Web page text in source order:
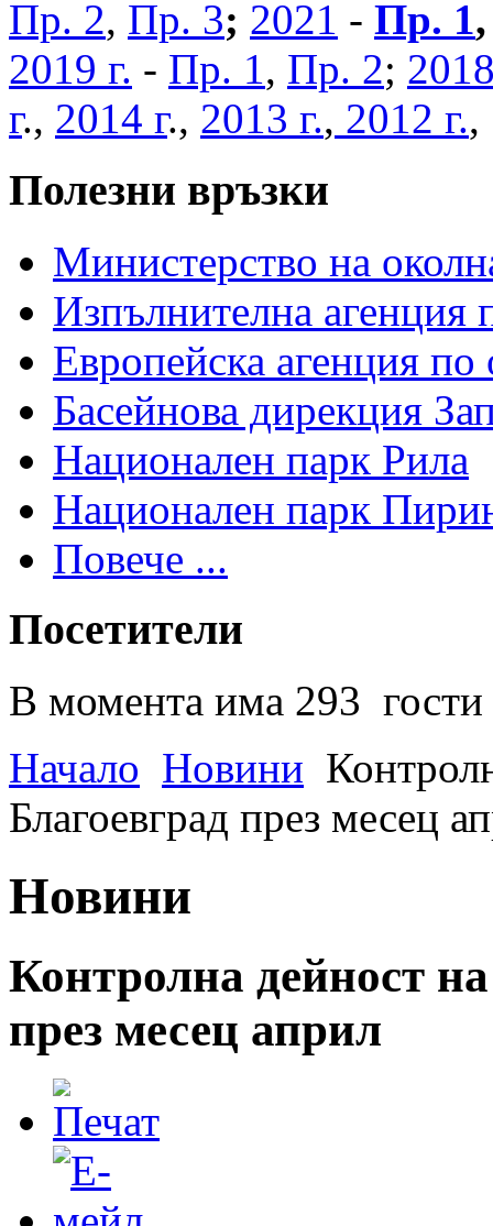
Пр. 2, Пр. 3; 2021 - Пр. 1
2019 г. - Пр. 1, Пр. 2;
г., 2014 г., 2013 г., 2012 г.
Полезни връзки
Министерство на
Изпълнителна агенция
Европейска агенция по
Басейнова дирекция
Национален парк Рила
Национален парк
Повече ...
Посетители
В момента има 293 гости
Начало Новини
Благоевград през месец
Новини
Контролна дейност
през месец април